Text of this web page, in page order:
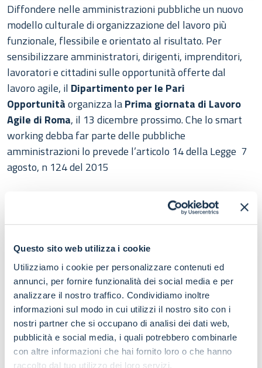
Questo sito web utilizza i cookie
Utilizziamo i cookie per personalizzare contenuti ed
annunci, per fornire funzionalità dei social media e per
analizzare il nostro traffico. Condividiamo inoltre
informazioni sul modo in cui utilizzi il nostro sito con i
nostri partner che si occupano di analisi dei dati web,
pubblicità e social media, i quali potrebbero combinarle
con altre informazioni che hai fornito loro o che hanno
raccolto dal tuo utilizzo dei loro servizi.
Diffondere nelle amministrazioni pubbliche un nuovo
modello culturale di organizzazione del lavoro più
funzionale, flessibile e orientato al risultato. Per
sensibilizzare amministratori, dirigenti, imprenditori,
lavoratori e cittadini sulle opportunità offerte dal
lavoro agile, il Dipartimento per le Pari
Opportunitàorganizza laPrima giornata di Lavoro
Agile di Roma, il 13 dicembre prossimo. Che lo smart
working debba far parte delle pubbliche
amministrazioni lo prevede l’articolo 14 della Legge 7
agosto, n 124 del 2015
Il lavoro agile è in grado di influire sulla produttività e
sul livello di benessere organizzativo dei dipendenti,
con un generale miglioramento della qualità della vita,
anche in termini di conciliazione vita/lavoro. Il progetto
del Dipartimento Pari Opportunità prevede, in
particolare, la realizzazione di sperimentazioni pilota
per l’attuazione di percorsi di smart working in 25
pubbliche amministrazioni, centrali, regionali e locali;
interventi di formazione e change management,
attività di divulgazione e comunicazione.